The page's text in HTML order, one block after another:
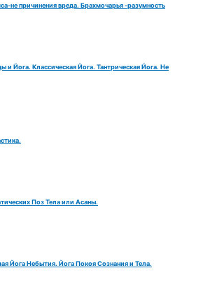
не причинения вреда. Брахмочарья -разумность
и Йога. Классическая Йога. Тантрическая Йога. Не
Поз Тела или Асаны.
Йога Небытия. Йога Покоя Сознания и Тела.